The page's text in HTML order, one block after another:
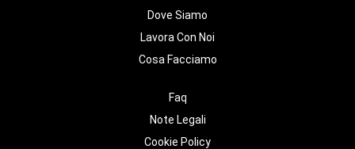
Dove Siamo
Lavora Con Noi
Cosa Facciamo
Faq
Note Legali
Cookie Policy